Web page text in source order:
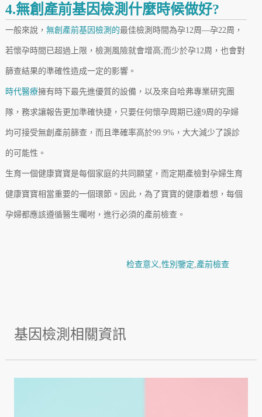
4.無創產前基因檢測什麼時候做好?
一般來說， 無創產前基因檢測的最佳檢測時間為孕12周—孕22周，
若懷孕時間已超過上限，檢測風險就會增高;而少於孕12周，也會對
篩查結果的準確性造成一定的影響。
時代醫療擁有時下最先進優質的設備，以及來自哈弗專業研究團
隊，務求讓報告更加準確快捷，只要任何懷孕周期已達9周的孕婦
均可接受無創產前篩查，而且準確率高於99.9%，大大減少了誤診
的可能性。
生育一個健康寶寶是每個家庭的共同願望，而定期產檢對孕婦生育
健康寶寶相當重要的一個環節。因此，為了寶寶的健康着想，每個
孕婦都應該遵循醫生囑咐，進行必須的產前檢查。
检查意义 性別鑒定 產前檢查
基因檢測相關資訊